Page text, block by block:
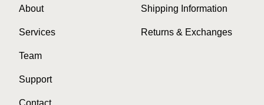
About
Services
Team
Support
Contact
Shipping Information
Returns & Exchanges